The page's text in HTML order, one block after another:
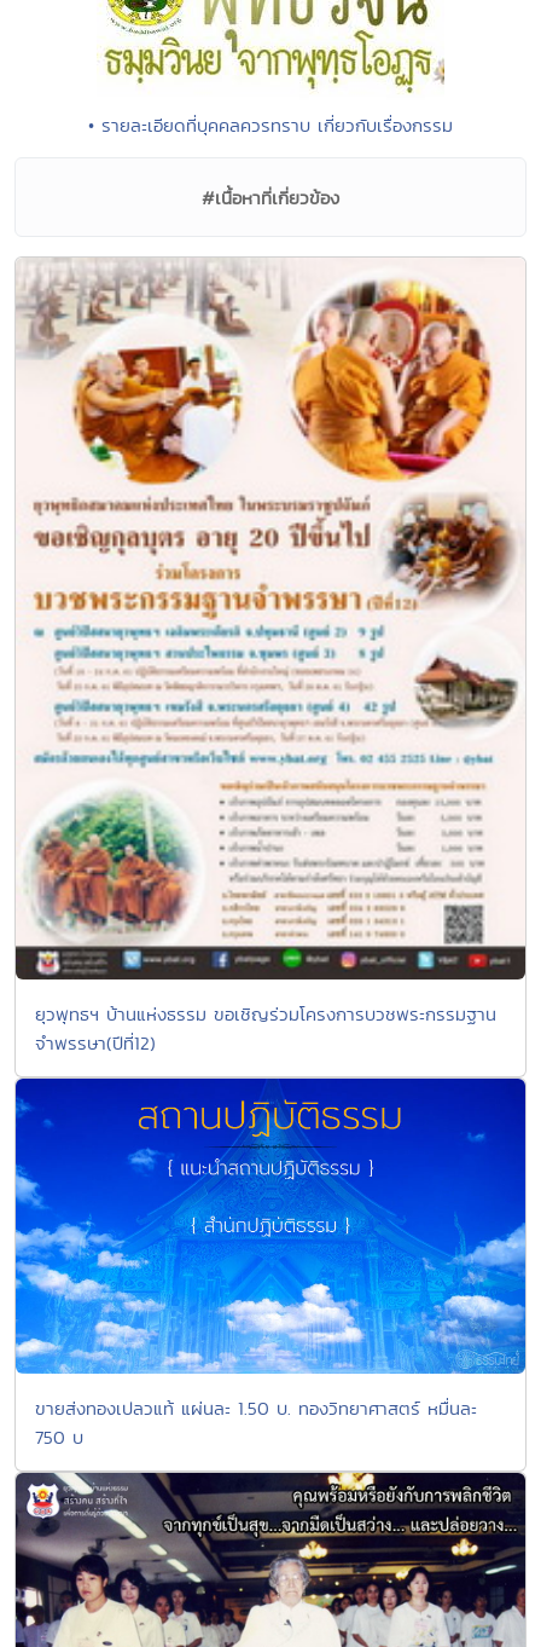
• รายละเอียดที่บุคคลควรทราบ เกี่ยวกับเรื่องกรรม
#เนื้อหาที่เกี่ยวข้อง
ยุวพุทธฯ บ้านแห่งธรรม ขอเชิญร่วมโครงการบวชพระกรรมฐาน
จำพรรษา(ปีที่12)
ขายส่งทองเปลวแท้ แผ่นละ 1.50 บ. ทองวิทยาศาสตร์ หมื่นละ
750 บ